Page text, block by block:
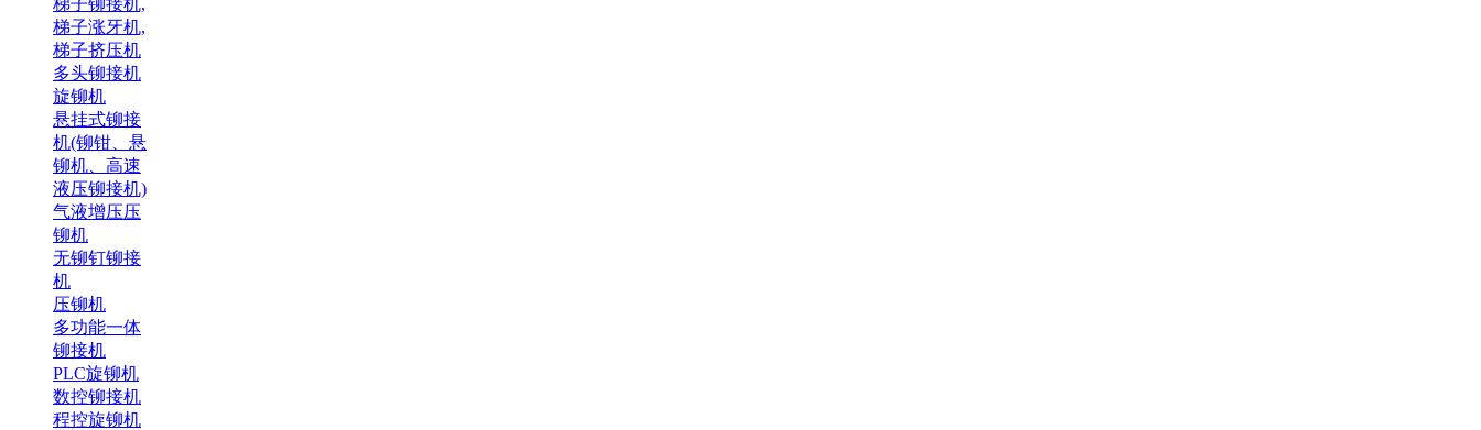
梯子涨牙机,
梯子挤压机
多头铆接机
旋铆机
悬挂式铆接
机(铆钳、悬
铆机、高速
液压铆接机)
气液增压压
铆机
无铆钉铆接
机
压铆机
多功能一体
铆接机
PLC旋铆机
数控铆接机
程控旋铆机